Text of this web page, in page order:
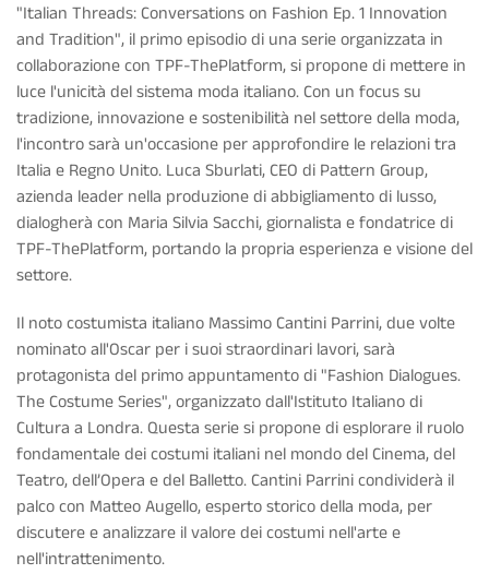
"Italian Threads: Conversations on Fashion Ep. 1 Innovation
and Tradition", il primo episodio di una serie organizzata in
collaborazione con TPF-ThePlatform, si propone di mettere in
luce l'unicità del sistema moda italiano. Con un focus su
tradizione, innovazione e sostenibilità nel settore della moda,
l'incontro sarà un'occasione per approfondire le relazioni tra
Italia e Regno Unito. Luca Sburlati, CEO di Pattern Group,
azienda leader nella produzione di abbigliamento di lusso,
dialogherà con Maria Silvia Sacchi, giornalista e fondatrice di
TPF-ThePlatform, portando la propria esperienza e visione del
settore.
Il noto costumista italiano Massimo Cantini Parrini, due volte
nominato all'Oscar per i suoi straordinari lavori, sarà
protagonista del primo appuntamento di "Fashion Dialogues.
The Costume Series", organizzato dall'Istituto Italiano di
Cultura a Londra. Questa serie si propone di esplorare il ruolo
fondamentale dei costumi italiani nel mondo del Cinema, del
Teatro, dell’Opera e del Balletto. Cantini Parrini condividerà il
palco con Matteo Augello, esperto storico della moda, per
discutere e analizzare il valore dei costumi nell'arte e
nell'intrattenimento.